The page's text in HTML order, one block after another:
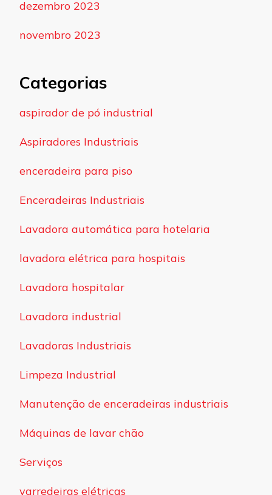
dezembro 2023
novembro 2023
Categorias
aspirador de pó industrial
Aspiradores Industriais
enceradeira para piso
Enceradeiras Industriais
Lavadora automática para hotelaria
lavadora elétrica para hospitais
Lavadora hospitalar
Lavadora industrial
Lavadoras Industriais
Limpeza Industrial
Manutenção de enceradeiras industriais
Máquinas de lavar chão
Serviços
varredeiras elétricas